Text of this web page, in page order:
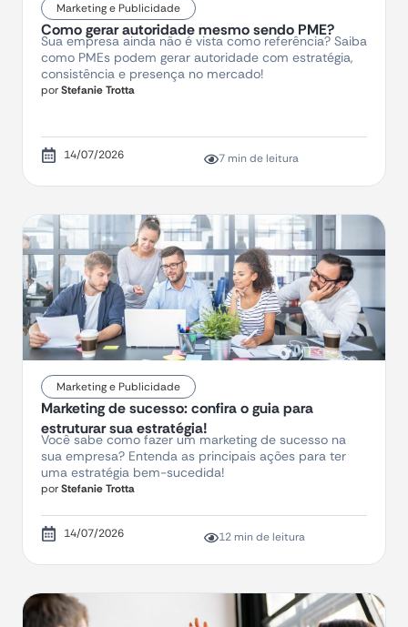
Marketing e Publicidade
Como gerar autoridade mesmo sendo PME?
Sua empresa ainda não é vista como referência? Saiba
como PMEs podem gerar autoridade com estratégia,
consistência e presença no mercado!
porStefanie Trotta
14/07/2026 7 min de leitura
Marketing e Publicidade
Marketing de sucesso: confira o guia para
estruturar sua estratégia!
Você sabe como fazer um marketing de sucesso na
sua empresa? Entenda as principais ações para ter
uma estratégia bem-sucedida!
porStefanie Trotta
14/07/2026 12 min de leitura